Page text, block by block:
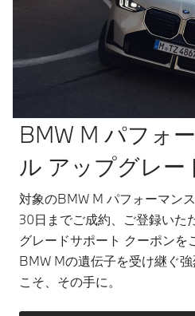
BMW M パフォ
ル アップグレー
対象のBMW M パフォーマン
30日までご成約、ご登録いた
グレードサポート クーポンを
BMW Mの遺伝子を受け継ぐ
こそ、その手に。